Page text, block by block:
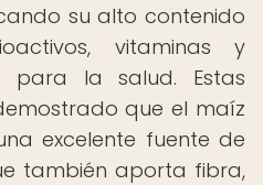
su alto contenido
vitaminas y
para la salud. Estas
que el maíz
excelente fuente de
también aporta fibra,